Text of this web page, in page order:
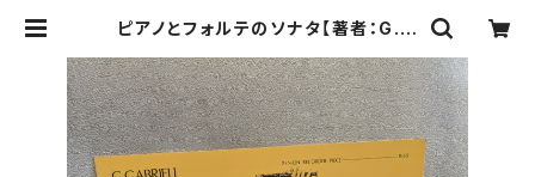
ピアノとフォルテのソナタ【著者：G.ガ
961年 | Birds' Tale Collective